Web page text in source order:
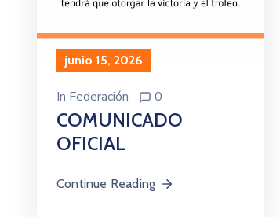
junio 15, 2026
In Federación 0
COMUNICADO
OFICIAL
Continue Reading